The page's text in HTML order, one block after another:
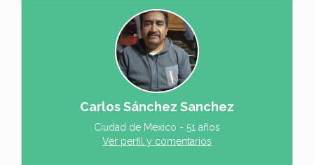
Carlos Sánchez Sanchez
Ciudad de Mexico - 51 años
Ver perfil y comentarios